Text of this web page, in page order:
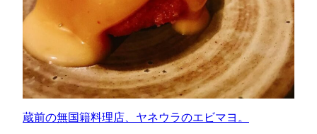
蔵前の無国籍料理店、ヤネウラのエビマヨ。